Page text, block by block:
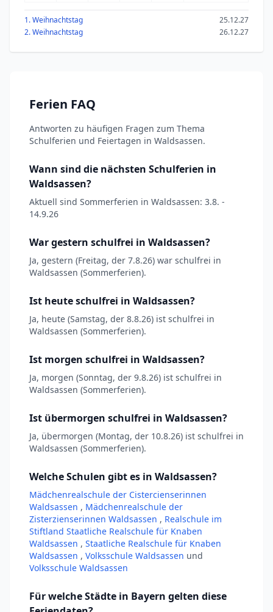
1. Weihnachtstag
25.12.27
2. Weihnachtstag
26.12.27
Ferien FAQ
Antworten zu häufigen Fragen zum Thema
Schulferien und Feiertagen in Waldsassen.
Wann sind die nächsten Schulferien in
Waldsassen?
Aktuell sind Sommerferien in Waldsassen: 3.8. -
14.9.26
War gestern schulfrei in Waldsassen?
Ja, gestern (Freitag, der 7.8.26) war schulfrei in
Waldsassen (Sommerferien).
Ist heute schulfrei in Waldsassen?
Ja, heute (Samstag, der 8.8.26) ist schulfrei in
Waldsassen (Sommerferien).
Ist morgen schulfrei in Waldsassen?
Ja, morgen (Sonntag, der 9.8.26) ist schulfrei in
Waldsassen (Sommerferien).
Ist übermorgen schulfrei in Waldsassen?
Ja, übermorgen (Montag, der 10.8.26) ist schulfrei in
Waldsassen (Sommerferien).
Welche Schulen gibt es in Waldsassen?
Mädchenrealschule der Cistercienserinnen
Waldsassen , Mädchenrealschule der
Zisterzienserinnen Waldsassen , Realschule im
Stiftland Staatliche Realschule für Knaben
Waldsassen , Staatliche Realschule für Knaben
Waldsassen , Volksschule Waldsassen und
Volksschule Waldsassen
Für welche Städte in Bayern gelten diese